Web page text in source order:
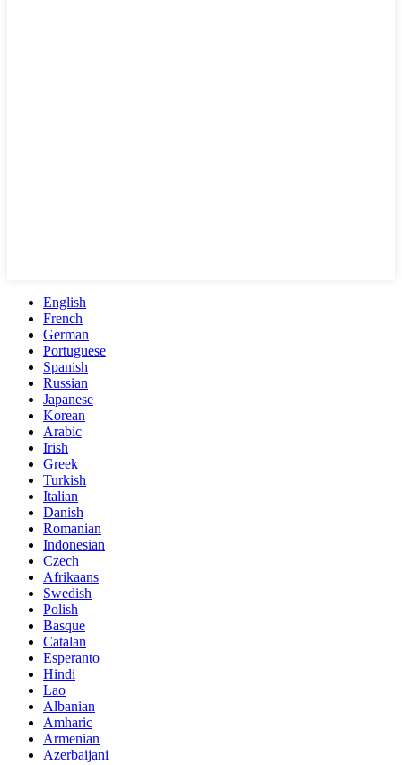
English
French
German
Portuguese
Spanish
Russian
Japanese
Korean
Arabic
Irish
Greek
Turkish
Italian
Danish
Romanian
Indonesian
Czech
Afrikaans
Swedish
Polish
Basque
Catalan
Esperanto
Hindi
Lao
Albanian
Amharic
Armenian
Azerbaijani